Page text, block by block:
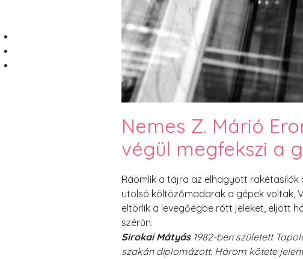
Nemes Z. Márió
végül megfekszi a
Ráömlik a tájra az elhagyott rakétasilók
utolsó költözőmadarak a gépek voltak,
eltörlik a levegőégbe rótt jeleket, eljött
szérűn.
Sirokai Mátyás 1982-ben született
szakán diplomázott. Három kötete